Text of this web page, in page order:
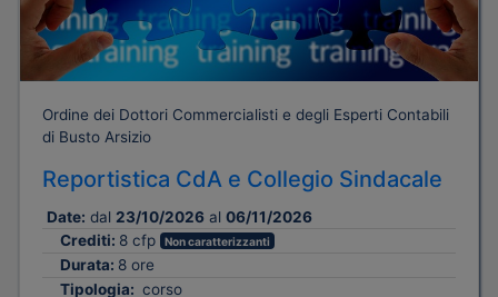
Ordine dei Dottori Commercialisti e degli Esperti Contabili
di Busto Arsizio
Reportistica CdA e Collegio Sindacale
Date: dal 23/10/2026 al 06/11/2026
Crediti: 8 cfp Non caratterizzanti
Durata: 8 ore
Tipologia: corso